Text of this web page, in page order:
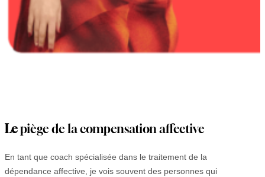
Lepiège de la compensation affective
En tant que coach spécialisée dans le traitement de la
dépendance affective, je vois souvent des personnes qui